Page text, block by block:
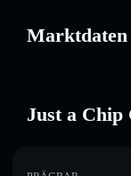
Just a Chip